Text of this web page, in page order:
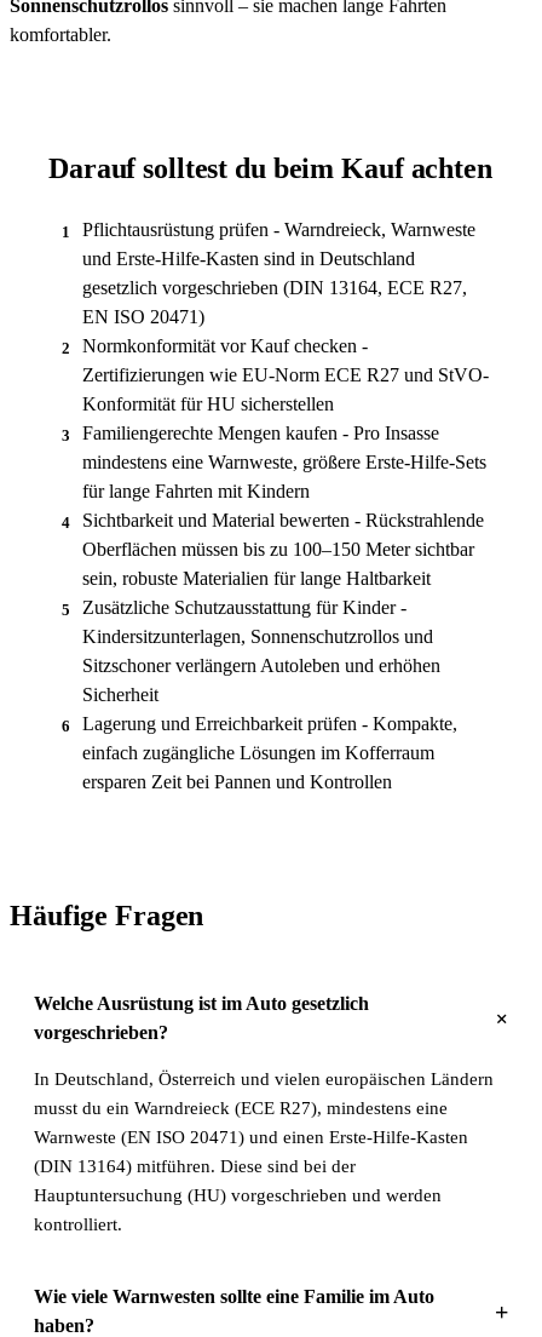
Sonnenschutzrollos sinnvoll – sie machen lange Fahrten
komfortabler.
Darauf solltest du beim Kauf achten
1
Pflichtausrüstung prüfen - Warndreieck, Warnweste
und Erste-Hilfe-Kasten sind in Deutschland
gesetzlich vorgeschrieben (DIN 13164, ECE R27,
EN ISO 20471)
2
Normkonformität vor Kauf checken -
Zertifizierungen wie EU-Norm ECE R27 und StVO-
Konformität für HU sicherstellen
3
Familiengerechte Mengen kaufen - Pro Insasse
mindestens eine Warnweste, größere Erste-Hilfe-Sets
für lange Fahrten mit Kindern
4
Sichtbarkeit und Material bewerten - Rückstrahlende
Oberflächen müssen bis zu 100–150 Meter sichtbar
sein, robuste Materialien für lange Haltbarkeit
5
Zusätzliche Schutzausstattung für Kinder -
Kindersitzunterlagen, Sonnenschutzrollos und
Sitzschoner verlängern Autoleben und erhöhen
Sicherheit
6
Lagerung und Erreichbarkeit prüfen - Kompakte,
einfach zugängliche Lösungen im Kofferraum
ersparen Zeit bei Pannen und Kontrollen
Häufige Fragen
Welche Ausrüstung ist im Auto gesetzlich
vorgeschrieben?
+
In Deutschland, Österreich und vielen europäischen Ländern
musst du ein Warndreieck (ECE R27), mindestens eine
Warnweste (EN ISO 20471) und einen Erste-Hilfe-Kasten
(DIN 13164) mitführen. Diese sind bei der
Hauptuntersuchung (HU) vorgeschrieben und werden
kontrolliert.
Wie viele Warnwesten sollte eine Familie im Auto
haben?
+